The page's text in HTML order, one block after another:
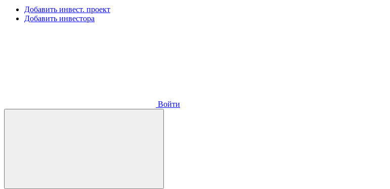
Добавить инвест. проект
Добавить инвестора
Войти